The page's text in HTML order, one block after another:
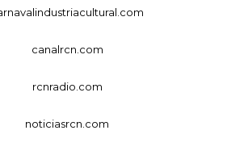
canalrcn.com
rcnradio.com
noticiasrcn.com